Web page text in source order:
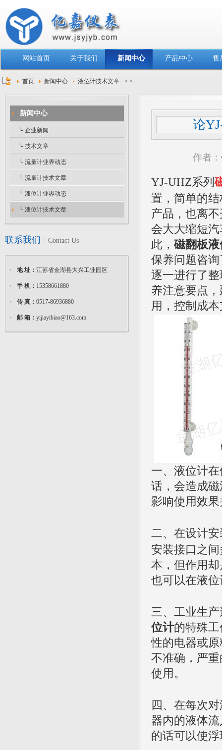
网站首页 关于我们 新闻中心 产品中心 售
首页 >
新闻中心 >
液位计技术文章
新闻中心
└ 企业新闻
└ 技术文章
└ 流量计业界动态
└ 流量计技术文章
└ 液位计业界动态
└ 液位计技术文章
联系我们 / Contact Us
地 址： 江苏省金湖县大兴工业园区
手 机： 15358661880
传 真： 0517-86936880
邮 箱： yijiayibiao@163.com
论
作者：
YJ-UHZ系列
置，简单的
产品，也离
会大大缩短
此，磁翻板
保养问题咨
逐一进行了
养注意要点
用，控制成
一、液位计
话，会造成
影响使用效
二、在设计
安装接口之
本，但作用
也可以在液
三、工业生
位计的特殊
性的电器或
不准确，严
使用。
四、在每次
器内的液体
的话可以使